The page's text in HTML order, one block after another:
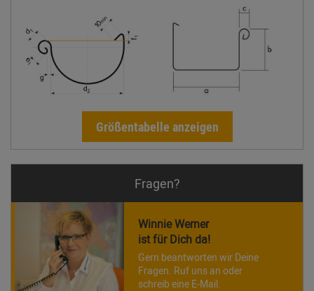
Größentabelle anzeigen
Fragen?
Winnie Werner
ist für Dich da!
Gern beantworten wir Deine
Fragen. Ruf uns an oder
schreib eine E-Mail.